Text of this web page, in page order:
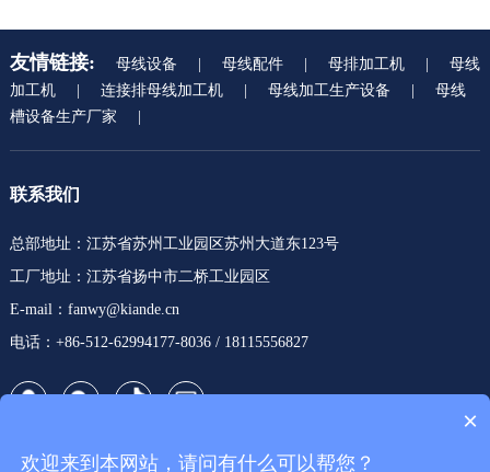
友情链接: 母线设备 母线配件 母排加工机
母线
加工机
连接排母线加工机 母线加工生产设备
母线
槽设备生产厂家
联系我们
总部地址：江苏省苏州工业园区苏州大道东123号
工厂地址：江苏省扬中市二桥工业园区
E-mail：fanwy@kiande.cn
电话：+86-512-62994177-8036 / 18115556827
×
欢迎来到本网站，请问有什么可以帮您？